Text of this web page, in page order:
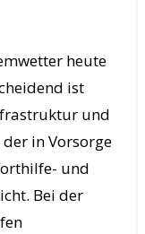
heute
ist
und
in Vorsorge
und
Bei der